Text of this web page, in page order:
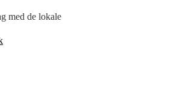
med de lokale